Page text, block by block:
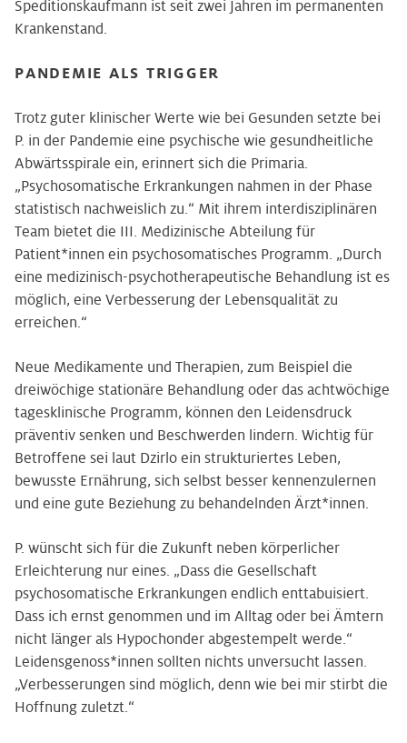
Speditionskaufmann ist seit zwei Jahren im permanenten
Krankenstand.
PANDEMIE ALS TRIGGER
Trotz guter klinischer Werte wie bei Gesunden setzte bei
P. in der Pandemie eine psychische wie gesundheitliche
Abwärtsspirale ein, erinnert sich die Primaria.
„Psychosomatische Erkrankungen nahmen in der Phase
statistisch nachweislich zu.“ Mit ihrem interdisziplinären
Team bietet die III. Medizinische Abteilung für
Patient*innen ein psychosomatisches Programm. „Durch
eine medizinisch-psychotherapeutische Behandlung ist es
möglich, eine Verbesserung der Lebensqualität zu
erreichen.“
Neue Medikamente und Therapien, zum Beispiel die
dreiwöchige stationäre Behandlung oder das achtwöchige
tagesklinische Programm, können den Leidensdruck
präventiv senken und Beschwerden lindern. Wichtig für
Betroffene sei laut Dzirlo ein strukturiertes Leben,
bewusste Ernährung, sich selbst besser kennenzulernen
und eine gute Beziehung zu behandelnden Ärzt*innen.
P. wünscht sich für die Zukunft neben körperlicher
Erleichterung nur eines. „Dass die Gesellschaft
psychosomatische Erkrankungen endlich enttabuisiert.
Dass ich ernst genommen und im Alltag oder bei Ämtern
nicht länger als Hypochonder abgestempelt werde.“
Leidensgenoss*innen sollten nichts unversucht lassen.
„Verbesserungen sind möglich, denn wie bei mir stirbt die
Hoffnung zuletzt.“